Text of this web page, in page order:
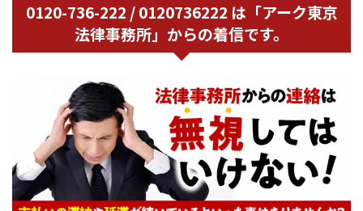
0120-736-222 / 0120736222 は「アーク東京
法律事務所」からの着信です。